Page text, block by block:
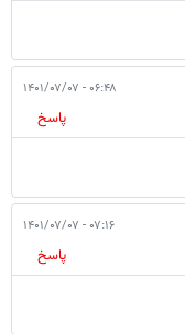
۰۶:۴۸ - ۱۴۰۱/۰۷/۰۷
پاسخ
۰۷:۱۶ - ۱۴۰۱/۰۷/۰۷
پاسخ